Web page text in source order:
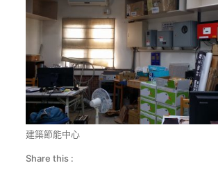
建築節能中心
Share this :